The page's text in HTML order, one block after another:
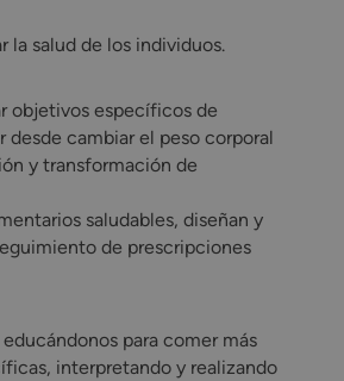
la salud de los individuos.
objetivos específicos de
cambiar el peso corporal
y transformación de
saludables, diseñan y
de prescripciones
para comer más
interpretando y realizando